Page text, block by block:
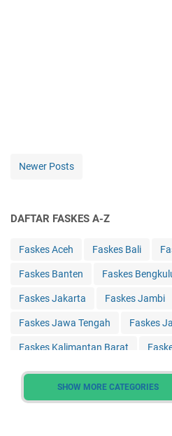
Newer Posts
DAFTAR FASKES A-Z
Faskes Aceh Faskes Bali
Faskes Banten Faskes
Faskes Jakarta Faskes Jambi
Faskes Jawa Tengah Faskes
Faskes Kalimantan Barat
Faskes Kalimantan Tengah
Faskes Kalimantan Utara
SHOW MORE CATEGORIES